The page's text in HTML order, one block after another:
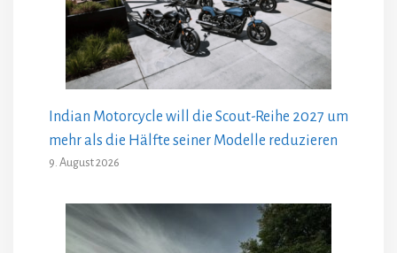
Indian Motorcycle will die Scout-Reihe 2027 um
mehr als die Hälfte seiner Modelle reduzieren
9. August 2026